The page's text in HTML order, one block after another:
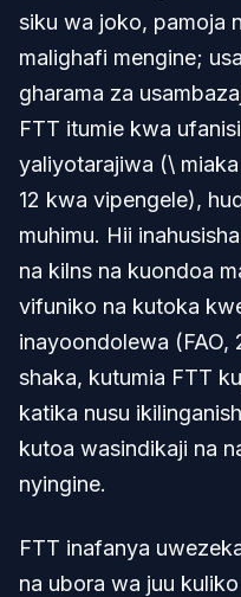
siku wa joko, pamoja
malighafi mengine;
gharama za
FTT itumie kwa
yaliyotarajiwa (\
12 kwa vipengele),
muhimu. Hii
na kilns na kuondoa
vifuniko na kutoka
inayoondolewa (FAO,
shaka, kutumia FTT
katika nusu
kutoa wasindikaji na
nyingine.
FTT inafanya
na ubora wa juu